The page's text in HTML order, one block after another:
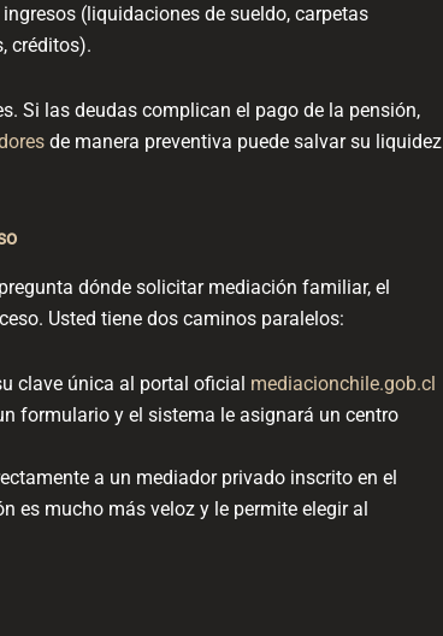
(liquidaciones de sueldo, carpetas
créditos).
Si las deudas complican el pago de la pensión,
de manera preventiva puede salvar su liquidez
dónde solicitar mediación familiar, el
Usted tiene dos caminos paralelos:
clave única al portal oficial mediacionchile.gob.cl
formulario y el sistema le asignará un centro
a un mediador privado inscrito en el
es mucho más veloz y le permite elegir al